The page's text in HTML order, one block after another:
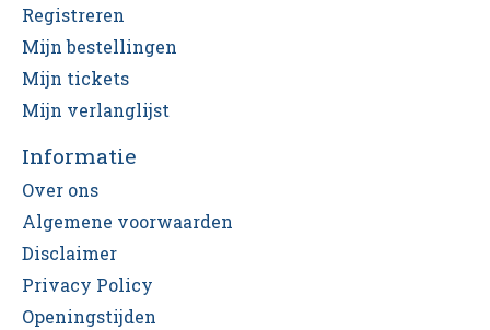
Registreren
Mijn bestellingen
Mijn tickets
Mijn verlanglijst
Informatie
Over ons
Algemene voorwaarden
Disclaimer
Privacy Policy
Openingstijden